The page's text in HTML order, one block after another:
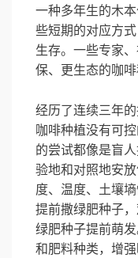
一种多年生的木
些短期的对应方
生存。一些专家
保、更生态的咖啡
经历了连续三年
咖啡种植没有可
的尝试都像是盲
验地和对照地安
度、温度、土壤
提前撒绿肥种子
绿肥种子提前萌
和肥料种类，增